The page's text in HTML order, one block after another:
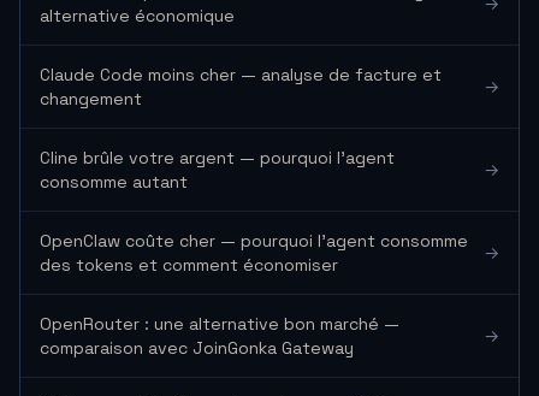
alternative économique
Claude Code moins cher — analyse de facture et
changement
→
Cline brûle votre argent — pourquoi l'agent
consomme autant
→
OpenClaw coûte cher — pourquoi l'agent consomme
des tokens et comment économiser
→
OpenRouter : une alternative bon marché —
comparaison avec JoinGonka Gateway
→